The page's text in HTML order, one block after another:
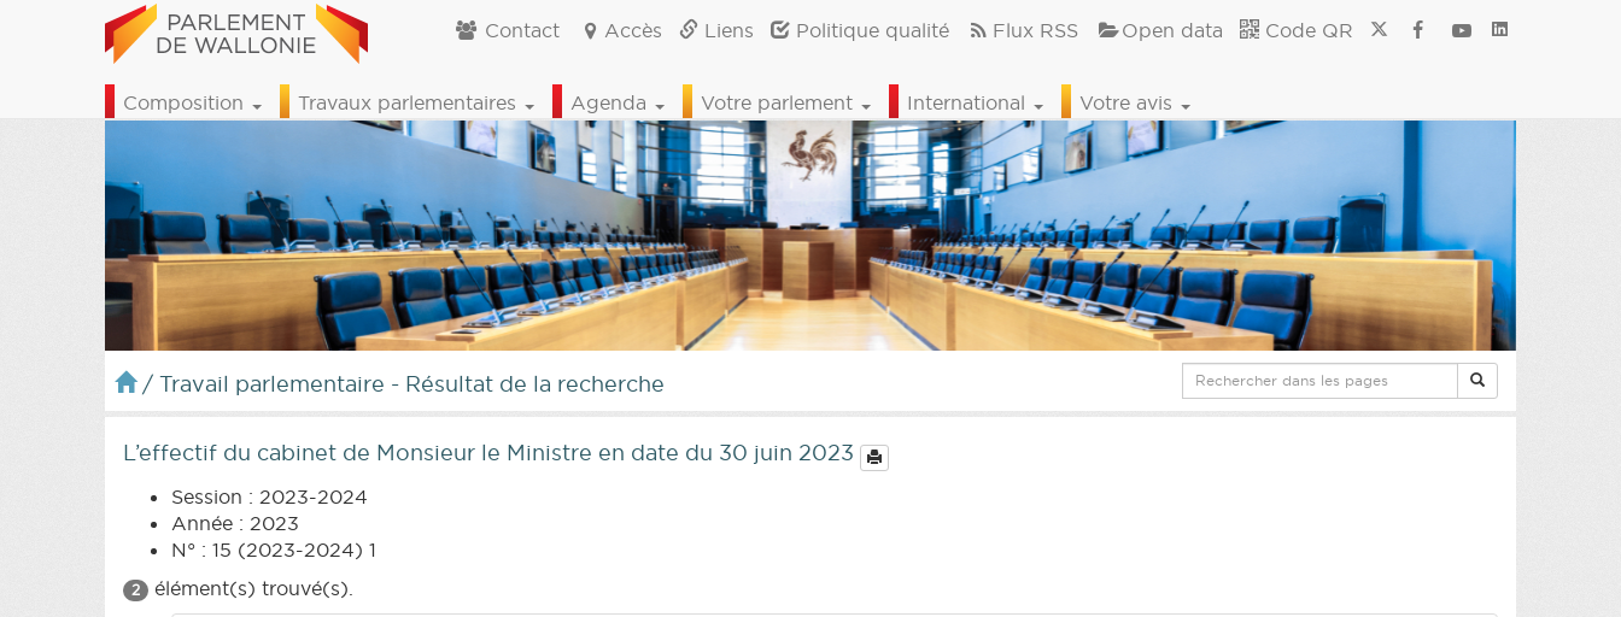
Contact Accès Liens Politique qualité Flux RSS Open data Code QR
Composition Travaux parlementaires Agenda Votre parlement International Votre avis
/ Travail parlementaire - Résultat de la recherche
L’effectif du cabinet de Monsieur le Ministre en date du 30 juin 2023
Session : 2023-2024
Année : 2023
N° : 15 (2023-2024) 1
2 élément(s) trouvé(s).